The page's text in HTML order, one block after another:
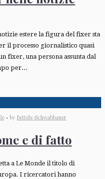
estere la figura del fixer sta
il processo giornalistico quasi
fixer, una persona assunta dal
per...
• by Bettels-Schwabbauer
e di fatto
a Le Monde il titolo di
I ricercatori hanno